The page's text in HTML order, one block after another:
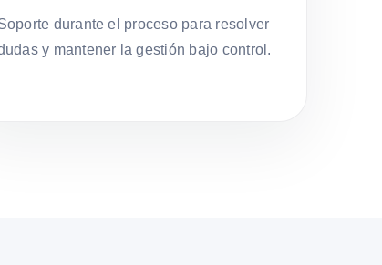
durante el proceso para resolver
y mantener la gestión bajo control.